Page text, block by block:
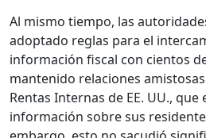
Al mismo tiempo, las
adoptado reglas para el
información fiscal con cientos
mantenido relaciones
Rentas Internas de EE. UU.,
información sobre sus